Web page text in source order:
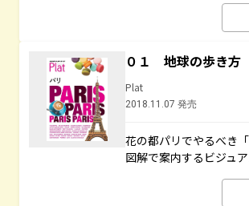
０１ 地球の歩き
Plat
2018.11.07 発売
花の都パリでやるべき
図解で案内するビジュア